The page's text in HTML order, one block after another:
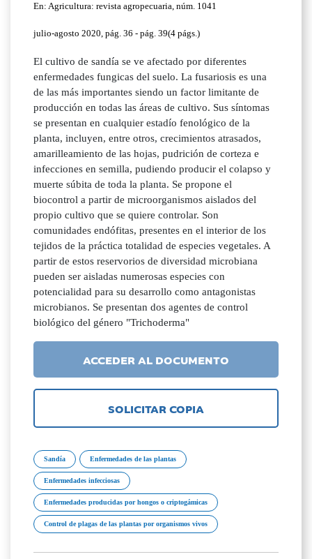
En: Agricultura: revista agropecuaria, núm. 1041
julio-agosto 2020, pág. 36 - pág. 39(4 págs.)
El cultivo de sandía se ve afectado por diferentes
enfermedades fungicas del suelo. La fusariosis es una
de las más importantes siendo un factor limitante de
producción en todas las áreas de cultivo. Sus síntomas
se presentan en cualquier estadío fenológico de la
planta, incluyen, entre otros, crecimientos atrasados,
amarilleamiento de las hojas, pudrición de corteza e
infecciones en semilla, pudiendo producir el colapso y
muerte súbita de toda la planta. Se propone el
biocontrol a partir de microorganismos aislados del
propio cultivo que se quiere controlar. Son
comunidades endófitas, presentes en el interior de los
tejidos de la práctica totalidad de especies vegetales. A
partir de estos reservorios de diversidad microbiana
pueden ser aisladas numerosas especies con
potencialidad para su desarrollo como antagonistas
microbianos. Se presentan dos agentes de control
biológico del género "Trichoderma"
ACCEDER AL DOCUMENTO
SOLICITAR COPIA
Sandía Enfermedades de las plantas
Enfermedades infecciosas
Enfermedades producidas por hongos o criptogámicas
Control de plagas de las plantas por organismos vivos